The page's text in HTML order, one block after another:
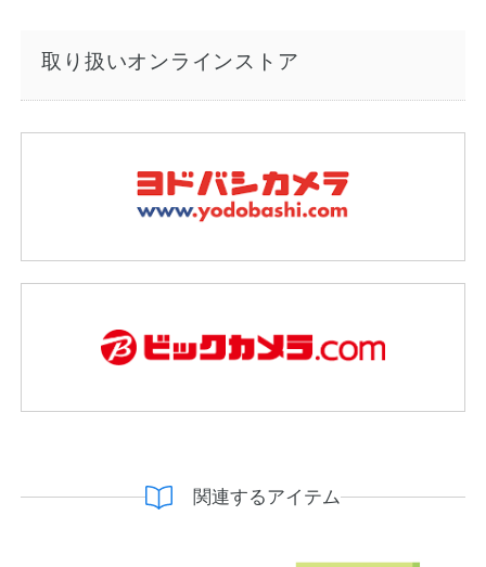
取り扱いオンラインストア
関連するアイテム